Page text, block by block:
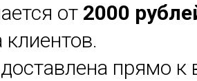
от 2000
прямо к